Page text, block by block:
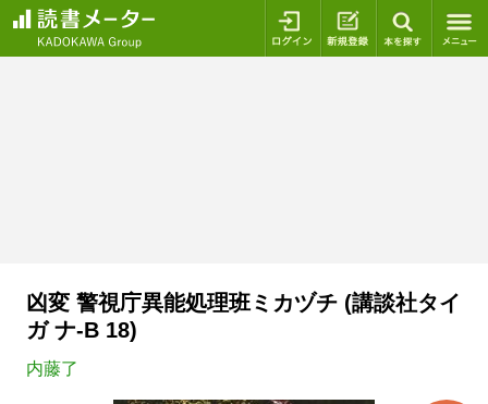
ログイン 新規登録
凶変 警視庁異能処理班ミカヅチ (講談社タイ
ガ ナ-B 18)
内藤了